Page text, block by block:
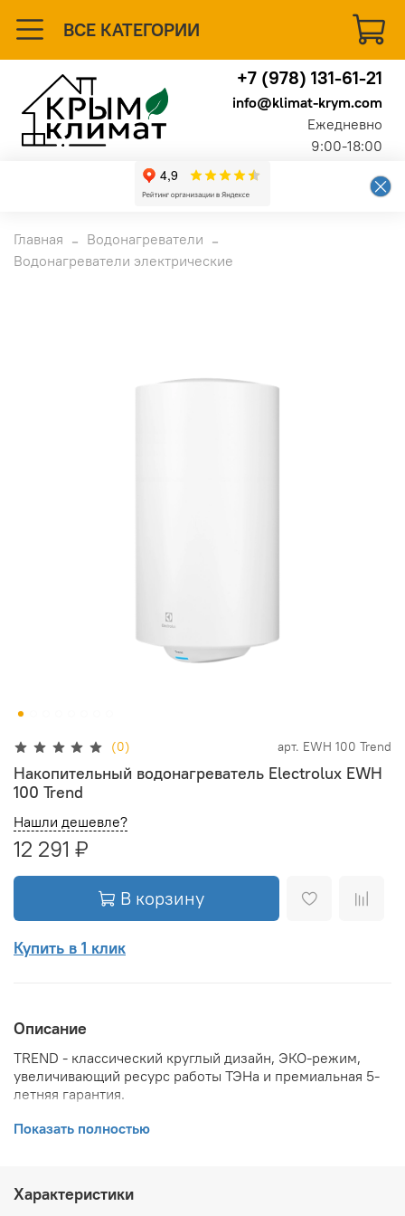
ВСЕ КАТЕГОРИИ
+7 (978) 131-61-21
info@klimat-krym.com
Ежедневно
9:00-18:00
Главная
Водонагреватели
Водонагреватели электрические
(0) арт. EWH 100 Trend
Накопительный водонагреватель Electrolux EWH
100 Trend
Нашли дешевле?
12 291 ₽
В корзину
Купить в 1 клик
Описание
TREND - классический круглый дизайн, ЭКО-режим,
увеличивающий ресурс работы ТЭНа и премиальная 5-
летняя гарантия.
МЕДНЫЙ НАГРЕВАТЕЛЬНЫЙ ЭЛЕМЕНТ – высокая
РЕЖИМ-ЭКО: повышенный ресурс
Показать полностью
Характеристики